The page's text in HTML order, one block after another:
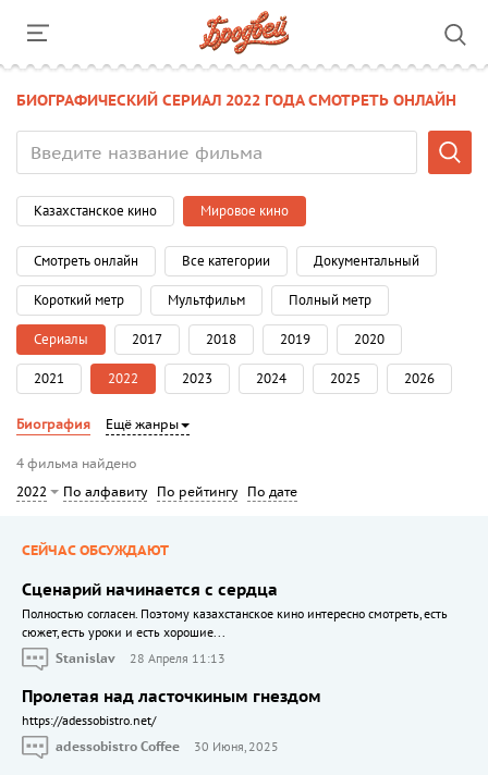
БИОГРАФИЧЕСКИЙ СЕРИАЛ 2022 ГОДА СМОТРЕТЬ ОНЛАЙН
Казахстанское кино Мировое кино
Смотреть онлайн Все категории Документальный
Короткий метр Мультфильм Полный метр
Сериалы 2017 2018 2019 2020
2021 2022 2023 2024 2025 2026
Биография Ещё жанры
4 фильма найдено
2022
По алфавиту По рейтингу По дате
СЕЙЧАС ОБСУЖДАЮТ
Сценарий начинается с сердца
Полностью согласен. Поэтому казахстанское кино интересно смотреть, есть
сюжет, есть уроки и есть хорошие...
Stanislav
28 Апреля 11:13
Пролетая над ласточкиным гнездом
https://adessobistro.net/
adessobistro Coffee
30 Июня, 2025